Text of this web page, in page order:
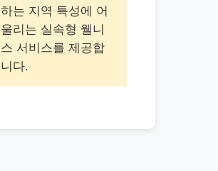
하는 지역 특성에 어
울리는 실속형 웰니
스 서비스를 제공합
니다.